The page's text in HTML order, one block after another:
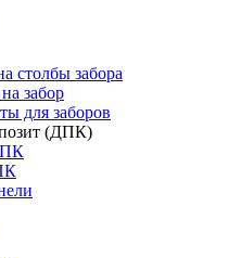
столбы забора
забор
для заборов
(ДПК)